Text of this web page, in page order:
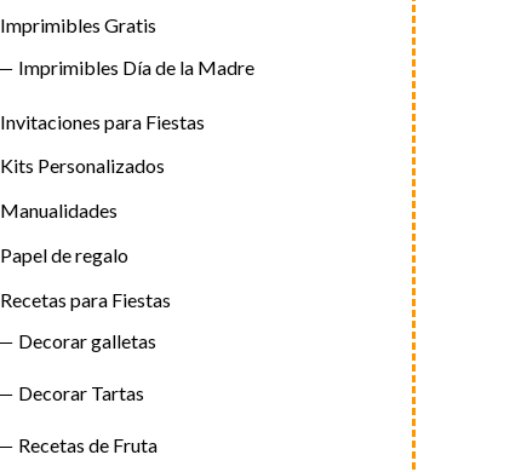
Imprimibles Gratis
Imprimibles Día de la Madre
Invitaciones para Fiestas
Kits Personalizados
Manualidades
Papel de regalo
Recetas para Fiestas
Decorar galletas
Decorar Tartas
Recetas de Fruta